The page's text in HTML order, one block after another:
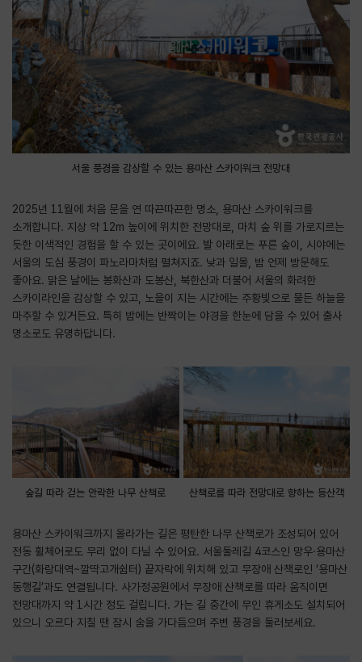
서울 풍경을 감상할 수 있는 용마산 스카이워크 전망대
2025년 11월에 처음 문을 연 따끈따끈한 명소, 용마산 스카이워크를
소개합니다. 지상 약 12m 높이에 위치한 전망대로, 마치 숲 위를 가로지르는
듯한 이색적인 경험을 할 수 있는 곳이에요. 발 아래로는 푸른 숲이, 시야에는
서울의 도심 풍경이 파노라마처럼 펼쳐지죠. 낮과 일몰, 밤 언제 방문해도
좋아요. 맑은 날에는 봉화산과 도봉산, 북한산과 더불어 서울의 화려한
스카이라인을 감상할 수 있고, 노을이 지는 시간에는 주황빛으로 물든 하늘을
마주할 수 있거든요. 특히 밤에는 반짝이는 야경을 한눈에 담을 수 있어 출사
명소로도 유명하답니다.
숲길 따라 걷는 안락한 나무 산책로 산책로를 따라 전망대로 향하는 등산객
용마산 스카이워크까지 올라가는 길은 평탄한 나무 산책로가 조성되어 있어
전동 휠체어로도 무리 없이 다닐 수 있어요. 서울둘레길 4코스인 망우·용마산
구간(화랑대역~깔딱고개쉼터) 끝자락에 위치해 있고 무장애 산책로인 ‘용마산
동행길’과도 연결됩니다. 사가정공원에서 무장애 산책로를 따라 움직이면
전망대까지 약 1시간 정도 걸립니다. 가는 길 중간에 무인 휴게소도 설치되어
있으니 오르다 지칠 땐 잠시 숨을 가다듬으며 주변 풍경을 둘러보세요.